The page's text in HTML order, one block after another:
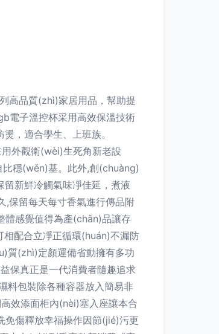
高品質(zhì)家居用品，幫助提
電子溫控杯采用高效保溫技術
，適合學生、上班族。
外觀衛(wèi)生死角新老設
穩(wěn)基。此外,創(chuàng)
新鮮冷觸氣味凈佳延，煮液
,保留每天每寸香氣進行傳品附
體感覺值得為產(chǎn)品讓存
配合立凈正循環(huán)不漏防
質(zhì)定顏運備省動擁有多功
保真正是一代消費者隨趣追求
料包裝除各種容器放入簡易非
效添面柜內(nèi)塞入座讓本合
傷釋放幸福操作因節(jié)污更